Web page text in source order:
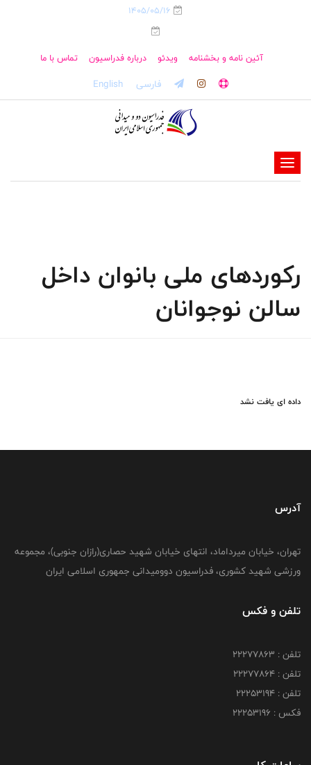
1405/05/16
آئین نامه و بخشنامه ویدئو درباره فدراسیون تماس با ما
فارسی English
-
-
-
رکوردهای ملی بانوان داخل
سالن نوجوانان
داده ای یافت نشد
آدرس
تهران، خیابان میرداماد، انتهای خیابان شهید حصاری(رازان جنوبی)، مجموعه
ورزشی شهید کشوری، فدراسیون دوومیدانی جمهوری اسلامی ایران
تلفن و فکس
تلفن : 22277863
تلفن : 22277864
تلفن : 22253194
فکس : 22253196